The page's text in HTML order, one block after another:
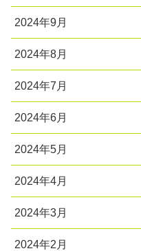
2024年9月
2024年8月
2024年7月
2024年6月
2024年5月
2024年4月
2024年3月
2024年2月